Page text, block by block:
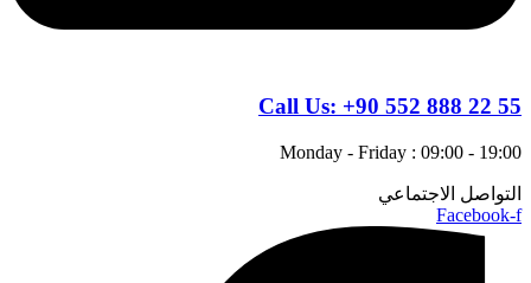
Call Us: +90 552 888 22 55
Monday - Friday : 09:00 - 19:00
التواصل الاجتماعي
Facebook-f